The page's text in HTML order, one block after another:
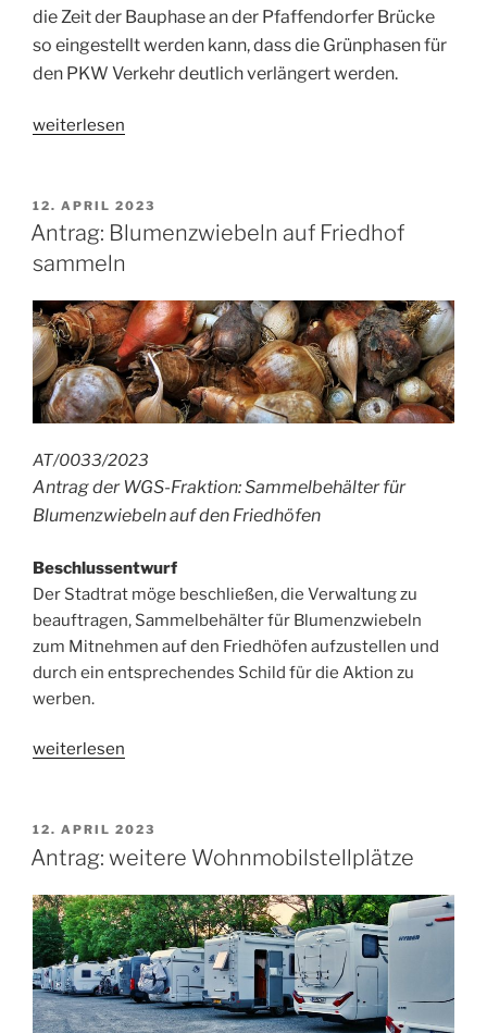
die Zeit der Bauphase an der Pfaffendorfer Brücke
so eingestellt werden kann, dass die Grünphasen für
den PKW Verkehr deutlich verlängert werden.
„Antrag:
weiterlesen
VERÖFFENTLICHT
AM
12. APRIL 2023
Antrag: Blumenzwiebeln auf Friedhof
sammeln
AT/0033/2023
Antrag der WGS-Fraktion: Sammelbehälter für
Blumenzwiebeln auf den Friedhöfen
Beschlussentwurf
Der Stadtrat möge beschließen, die Verwaltung zu
beauftragen, Sammelbehälter für Blumenzwiebeln
zum Mitnehmen auf den Friedhöfen aufzustellen und
durch ein entsprechendes Schild für die Aktion zu
werben.
„Antrag:
Friedhof
sammeln“
weiterlesen
VERÖFFENTLICHT
AM
12. APRIL 2023
Antrag: weitere Wohnmobilstellplätze